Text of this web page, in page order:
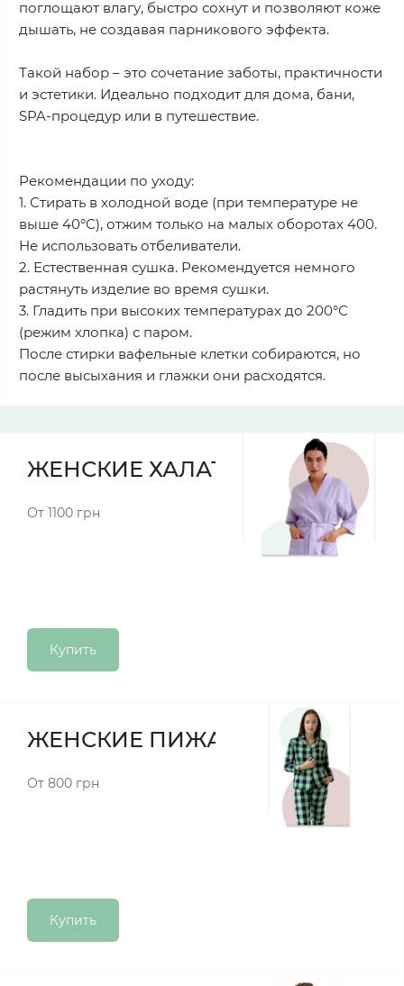
поглощают влагу, быстро сохнут и позволяют коже
дышать, не создавая парникового эффекта.
Такой набор – это сочетание заботы, практичности
и эстетики. Идеально подходит для дома, бани,
SPA-процедур или в путешествие.
Рекомендации по уходу:
1. Стирать в холодной воде (при температуре не
выше 40°С), отжим только на малых оборотах 400.
Не использовать отбеливатели.
2. Естественная сушка. Рекомендуется немного
растянуть изделие во время сушки.
3. Гладить при высоких температурах до 200°С
(режим хлопка) с паром.
После стирки вафельные клетки собираются, но
после высыхания и глажки они расходятся.
ЖЕНСКИЕ ХАЛАТЫ
От 1100 грн
Купить
ЖЕНСКИЕ ПИЖАМЫ
От 800 грн
Купить